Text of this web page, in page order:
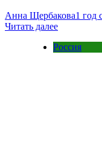
Анна Щербакова1 год
Читать далее
Россия